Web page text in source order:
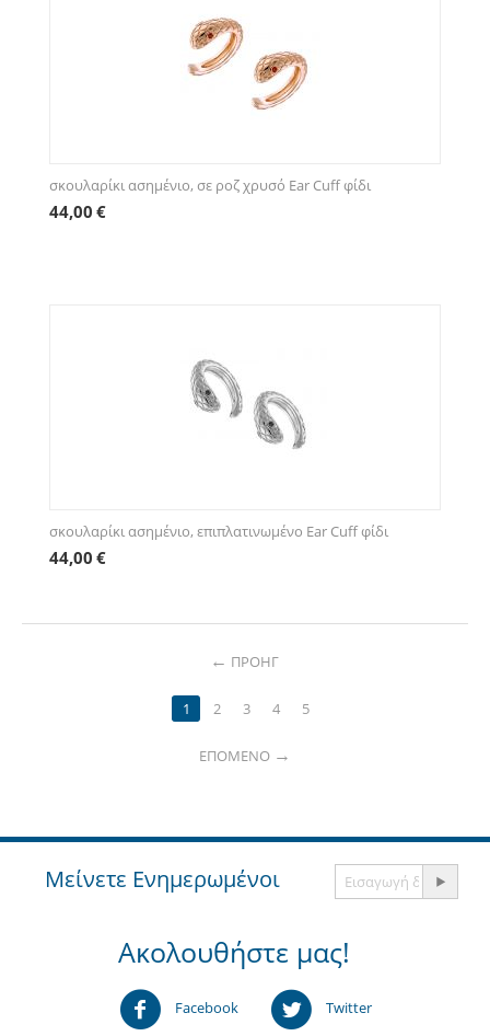
σκουλαρίκι ασημένιο, σε ροζ χρυσό Ear Cuff φίδι
44,00 €
σκουλαρίκι ασημένιο, επιπλατινωμένο Ear Cuff φίδι
44,00 €
ΠΡΟΗΓ
1 2 3 4 5
ΕΠΌΜΕΝΟ
Μείνετε Ενημερωμένοι
Ακολουθήστε μας!
Facebook Twitter